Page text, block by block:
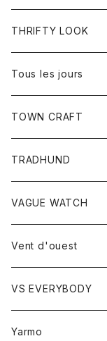
ワンピース
コート
トップス
Tシャツ
THRIFTY LOOK
Tous les jours
トップス
レディース
カットソー
TOWN CRAFT
TRADHUND
セーター
ベスト
VAGUE WATCH
時計
Vent d'ouest
ボトム
スカート
トップス
VS EVERYBODY
トップス
Yarmo